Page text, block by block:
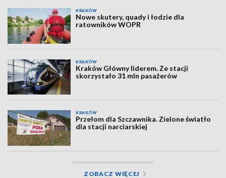
KRAKÓW
Nowe skutery, quady i łodzie dla
ratowników WOPR
KRAKÓW
Kraków Główny liderem. Ze stacji
skorzystało 31 mln pasażerów
KRAKÓW
Przełom dla Szczawnika. Zielone światło
dla stacji narciarskiej
ZOBACZ WIĘCEJ